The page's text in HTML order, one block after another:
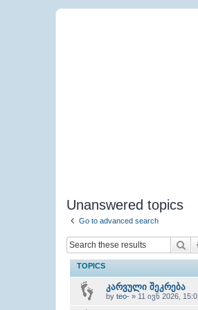
Unanswered topics
Go to advanced search
TOPICS
კარვული შეკრება
by teo- » 11 ივნ 2026,